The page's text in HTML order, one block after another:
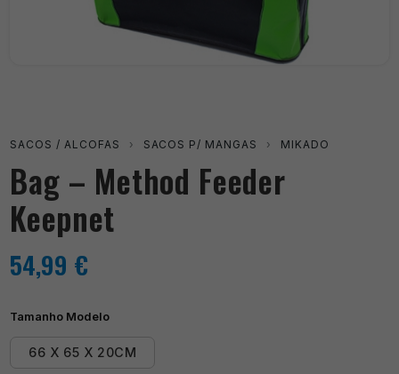
SACOS / ALCOFAS › SACOS P/ MANGAS › MIKADO
Bag – Method Feeder
Keepnet
54,99 €
Tamanho Modelo
66 X 65 X 20CM